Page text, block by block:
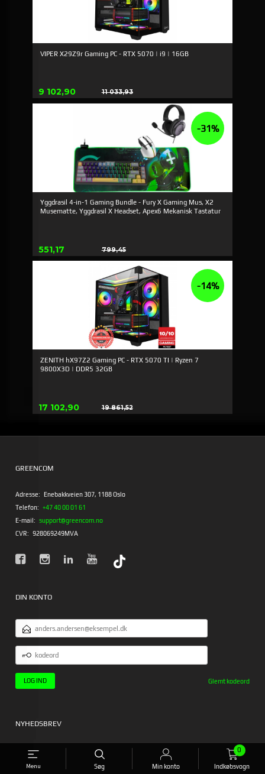
Menu Søg Min konto Indkøbsvogn
0
VIPER X29Z9r Gaming PC - RTX 5070 | i9 | 16GB
Tilbud
9 102,90 11 033,93
Rabat
Yggdrasil 4-in-1 Gaming Bundle - Fury X Gaming Mus, X2
Musematte, Yggdrasil X Headset, Apex6 Mekanisk Tastatur
Tilbud
551,17 799,45
Rabat
-31%
ZENITH hX97Z2 Gaming PC - RTX 5070 TI | Ryzen 7
9800X3D | DDR5 32GB
Tilbud
17 102,90 19 861,52
Rabat
-14%
GREENCOM
Adresse: Enebakkveien 307, 1188 Oslo
Telefon: +47 40 00 01 61
E-mail: support@greencom.no
CVR: 928069249MVA
DIN KONTO
EMAILADRESSE
Glemt kodeord
NYHEDSBREV